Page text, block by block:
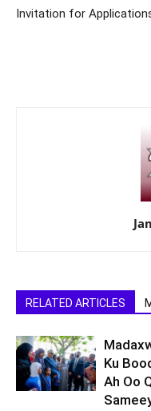
Invitation for
RELATED ARTICLES
Ku
Ah Oo